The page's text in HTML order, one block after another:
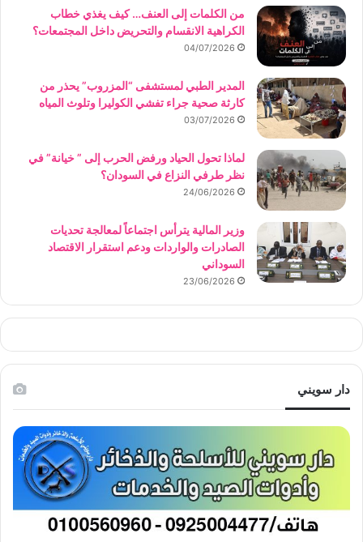
من الكلمات إلى العنف… كيف يغذي خطاب
الكراهية الانقسام والتحريض داخل المجتمعات؟
04/07/2026
المدير الطبي لمستشفى “المزروب” يحذر من
كارثة صحية جراء تفشي الكوليرا وتلوث المياه
03/07/2026
لماذا تحول الحياد ورفض الحرب إلى ” خيانة” في
نظر طرفي النزاع في السودان؟
24/06/2026
وزير المالية يترأس اجتماعاً لمعالجة تحديات
الصادرات والواردات ودعم استقرار الاقتصاد
السوداني
23/06/2026
دار سويني